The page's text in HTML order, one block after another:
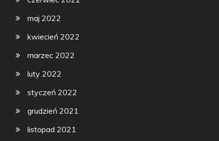
maj 2022
kwiecień 2022
marzec 2022
luty 2022
styczeń 2022
grudzień 2021
listopad 2021